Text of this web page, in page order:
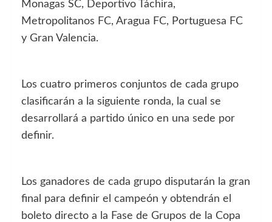
Monagas SC, Deportivo Táchira,
Metropolitanos FC, Aragua FC, Portuguesa FC
y Gran Valencia.
Los cuatro primeros conjuntos de cada grupo
clasificarán a la siguiente ronda, la cual se
desarrollará a partido único en una sede por
definir.
Los ganadores de cada grupo disputarán la gran
final para definir el campeón y obtendrán el
boleto directo a la Fase de Grupos de la Copa